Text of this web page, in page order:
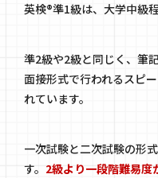
英検®準1級は、大学中級
準2級や2級と同じく、筆
面接形式で行われるスピ
れています。
一次試験と二次試験の形
す。 2級より一段階難易度